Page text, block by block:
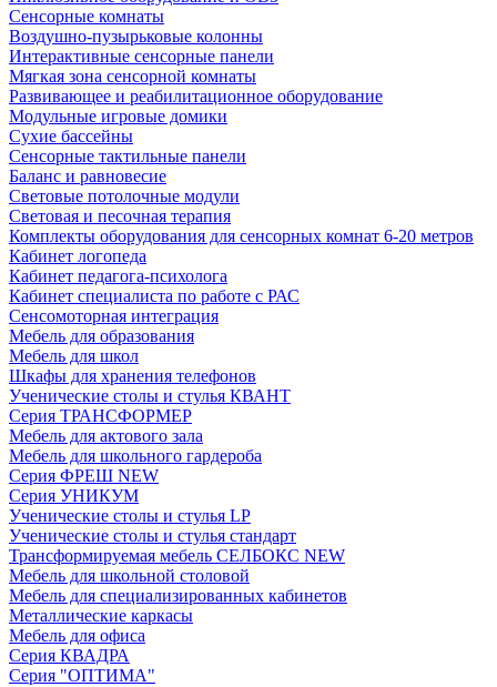
Cенсорные комнаты
Воздушно-пузырьковые колонны
Интерактивные сенсорные панели
Мягкая зона сенсорной комнаты
Развивающее и реабилитационное оборудование
Модульные игровые домики
Сухие бассейны
Сенсорные тактильные панели
Баланс и равновесие
Световые потолочные модули
Световая и песочная терапия
Комплекты оборудования для сенсорных комнат 6-20 метров
Кабинет логопеда
Кабинет педагога-психолога
Кабинет специалиста по работе с РАС
Сенсомоторная интеграция
Мебель для образования
Мебель для школ
Шкафы для хранения телефонов
Ученические столы и стулья КВАНТ
Серия ТРАНСФОРМЕР
Мебель для актового зала
Мебель для школьного гардероба
Серия ФРЕШ NEW
Серия УНИКУМ
Ученические столы и стулья LP
Ученические столы и стулья стандарт
Трансформируемая мебель СЕЛБОКС NEW
Мебель для школьной столовой
Мебель для специализированных кабинетов
Металлические каркасы
Мебель для офиса
Серия КВАДРА
Серия "ОПТИМА"